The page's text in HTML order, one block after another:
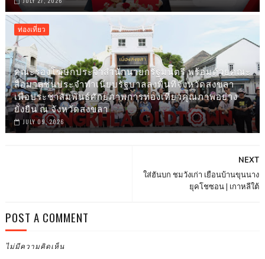
ท่องเที่ยว
คณะรองโฆษกประจำสำนักนายกรัฐมนตรี พร้อมด้วยคณะ
สื่อมวลชนประจำทำเนียบรัฐบาลลงพื้นที่จังหวัดสงขลา
เพื่อประชาสัมพันธ์ศักยภาพการท่องเที่ยวคุณภาพอย่าง
ยั่งยืน ณ จังหวัดสงขลา
JULY 09, 2026
NEXT
ใส่ฮันบก ชมวังเก่า เยือนบ้านขุนนาง
ยุคโชซอน | เกาหลีใต้
POST A COMMENT
ไม่มีความคิดเห็น